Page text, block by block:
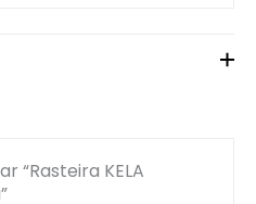
“Rasteira KELA